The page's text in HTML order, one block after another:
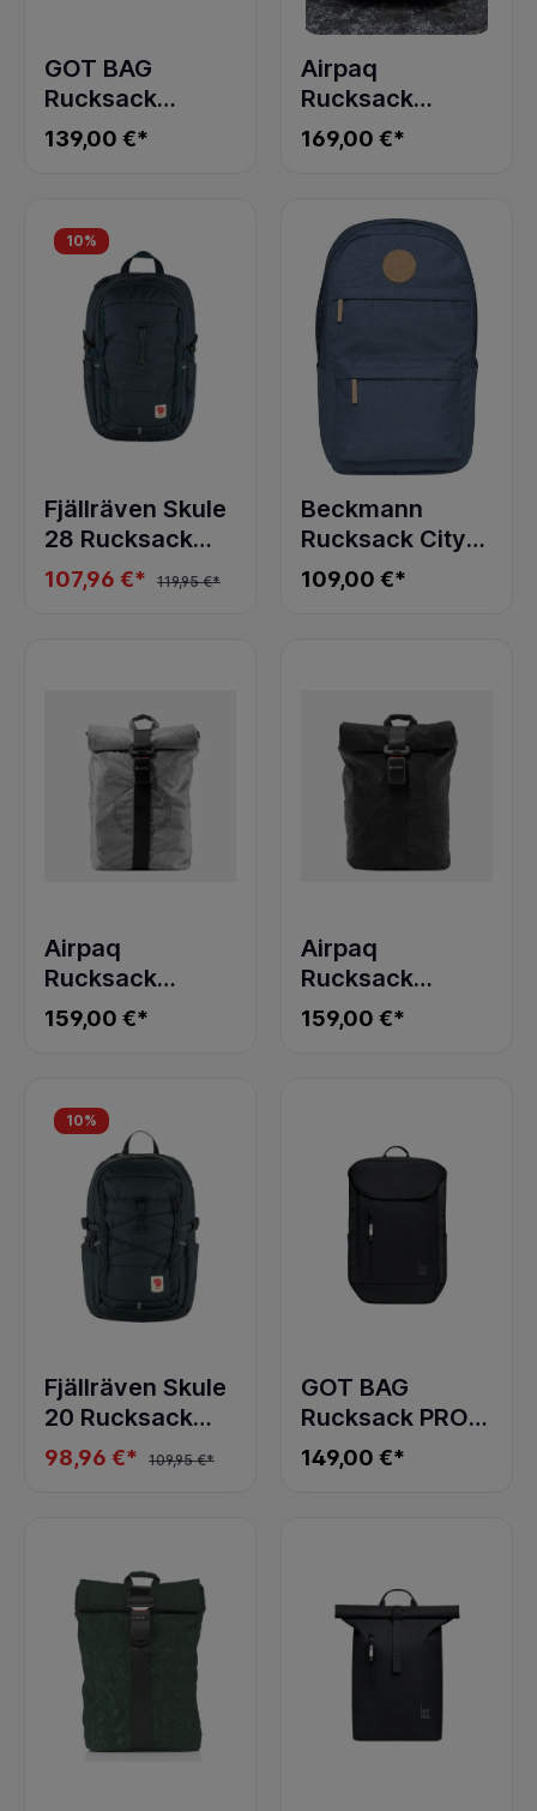
GOT BAG
Rucksack
SERENE PACK
bass
139,00 €*
Airpaq
Rucksack
Rolltop Pride 3.0
inkl. Brustgurt
169,00 €*
10%
Fjällräven Skule
28 Rucksack
Navy
107,96 €* 119,95 €*
Beckmann
Rucksack City
Max Blue
109,00 €*
Airpaq
Rucksack
Rolltop Grau
159,00 €*
Airpaq
Rucksack
Rolltop Schwarz
159,00 €*
10%
Fjällräven Skule
20 Rucksack
Navy
98,96 €* 109,95 €*
GOT BAG
Rucksack PRO
PACK
MONOCHROME
149,00 €*